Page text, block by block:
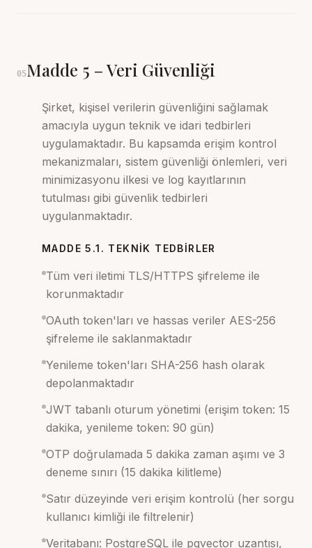
05Madde 5 –Veri Güvenliği
Şirket, kişisel verilerin güvenliğini sağlamak
amacıyla uygun teknik ve idari tedbirleri
uygulamaktadır. Bu kapsamda erişim kontrol
mekanizmaları, sistem güvenliği önlemleri, veri
minimizasyonu ilkesi ve log kayıtlarının
tutulması gibi güvenlik tedbirleri
uygulanmaktadır.
MADDE 5.1. TEKNIK TEDBIRLER
Tüm veri iletimi TLS/HTTPS şifreleme ile
korunmaktadır
OAuth token'ları ve hassas veriler AES-256
şifreleme ile saklanmaktadır
Yenileme token'ları SHA-256 hash olarak
depolanmaktadır
JWT tabanlı oturum yönetimi (erişim token: 15
dakika, yenileme token: 90 gün)
OTP doğrulamada 5 dakika zaman aşımı ve 3
deneme sınırı (15 dakika kilitleme)
Satır düzeyinde veri erişim kontrolü (her sorgu
kullanıcı kimliği ile filtrelenir)
Veritabanı: PostgreSQL ile pgvector uzantısı,